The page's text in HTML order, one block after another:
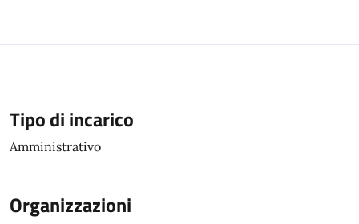
Tipo di incarico
Amministrativo
Organizzazioni